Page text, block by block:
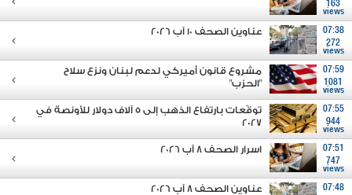
163
views
07:38
272
views
عناوين الصحف 10 آب 2026
07:59
1081
views
مشروع قانون أميركي لدعم لبنان ونزع سلاح
"الحزب"
07:55
944
views
توقّعات بارتفاع الذهب إلى 5 آلاف دولار للأونصة في
2027
07:51
747
views
اسرار الصحف 8 آب 2026
07:48
عناوين الصحف 8 آب 2026